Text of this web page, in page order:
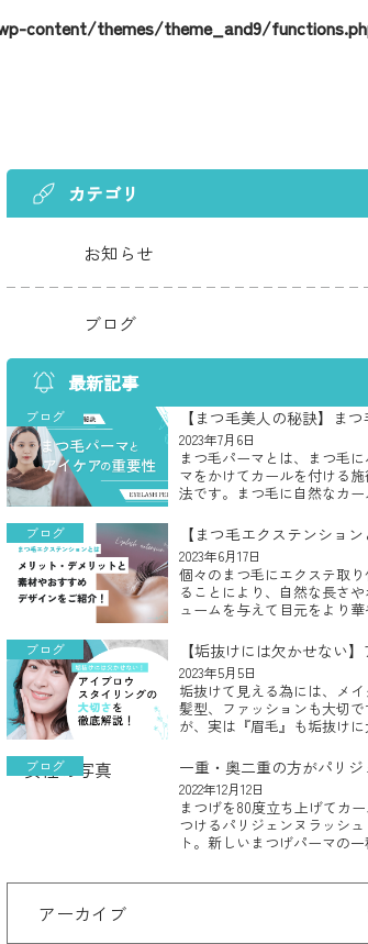
content/themes/theme_and9/
カテゴリ
お知らせ
ブログ
最新記事
ブログ
【まつ毛美人の秘訣】まつ
ーマとアイケアの重要性
2023年7月6日
まつ毛パーマとは、まつ毛に
マをかけてカールを付ける施
法です。まつ毛に自然なカー
ボリューム感のある印象的な
にすることができ、カールが
たまつ毛は目を大きく見せた
目力をアッ […]
ブログ
【まつ毛エクステンション
は】メリット・デメリット
材やおすすめデザインをご
介！
2023年6月17日
個々のまつ毛にエクステ取り
ることにより、自然な長さや
ュームを与えて目元をより華
エクステンションですが、自
目元に似合う素材やデザイン
なのかわからないとお悩みの
多いのでは […]
ブログ
【垢抜けには欠かせない】
ブロスタイリングの大切さ
底解説！
2023年5月5日
垢抜けて見える為には、メイ
髪型、ファッションも大切で
が、実は『眉毛』も垢抜けに
の印象や表情に大きな影響を
る重要な要素となる『眉毛』
える『アイブロウスタイリン
についてご説 […]
ブログ
一重・奥二重の方がパリジ
ヌラッシュリフトを受ける
ポイント
2022年12月12日
まつげを80度立ち上げてカ
つけるパリジェンヌラッシュ
ト。新しいまつげパーマの一
しているまつげの矯正方法
とから人気を集めているパ